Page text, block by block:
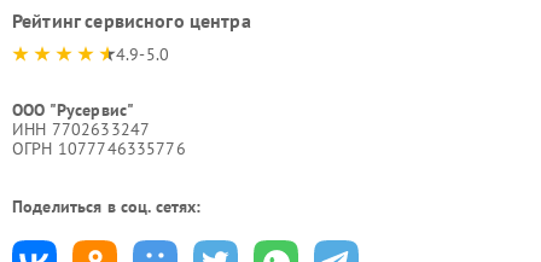
Рейтинг сервисного центра
4.9-5.0
ООО "Русервис"
ИНН 7702633247
ОГРН 1077746335776
Поделиться в соц. сетях: